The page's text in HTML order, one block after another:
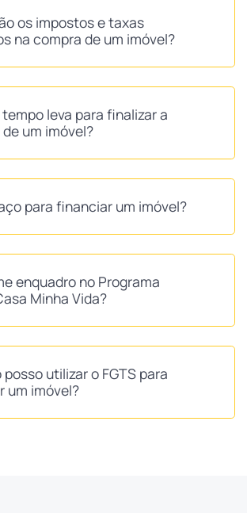
os impostos e taxas
na compra de um imóvel?
leva para finalizar a
um imóvel?
para financiar um imóvel?
enquadro no Programa
Minha Vida?
utilizar o FGTS para
um imóvel?